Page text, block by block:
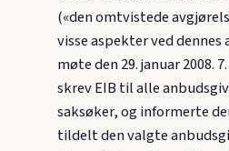
(«den omtvistede
visse aspekter ved
møte den 29. januar 2008.
skrev EIB til alle
saksøker, og informerte
tildelt den valgte